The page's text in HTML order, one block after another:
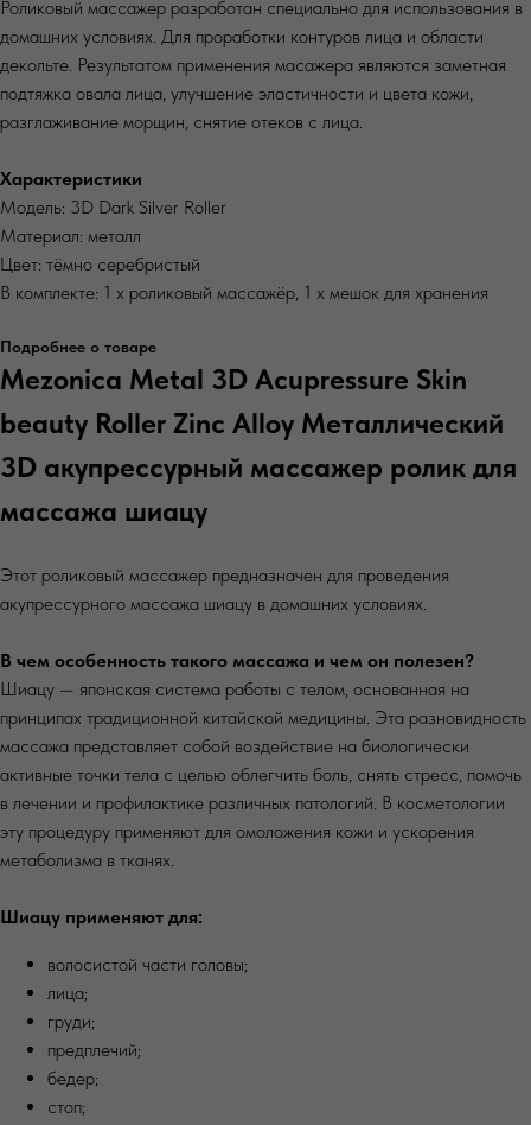
Роликовый массажер разработан специально для использования в
домашних условиях. Для проработки контуров лица и области
декольте. Результатом применения масажера являются заметная
подтяжка овала лица, улучшение эластичности и цвета кожи,
разглаживание морщин, снятие отеков с лица.
Характеристики
Модель: 3D Dark Silver Roller
Материал: металл
Цвет: тёмно серебристый
В комплекте: 1 х роликовый массажёр, 1 х мешок для хранения
Подробнее о товаре
Mezonica Metal 3D Acupressure Skin
beauty Roller Zinc Alloy Металлический
3D акупрессурный массажер ролик для
массажа шиацу
Этот роликовый массажер предназначен для проведения
акупрессурного массажа шиацу в домашних условиях.
В чем особенность такого массажа и чем он полезен?
Шиацу — японская система работы с телом, основанная на
принципах традиционной китайской медицины. Эта разновидность
массажа представляет собой воздействие на биологически
активные точки тела с целью облегчить боль, снять стресс, помочь
в лечении и профилактике различных патологий. В косметологии
эту процедуру применяют для омоложения кожи и ускорения
метаболизма в тканях.
Шиацу применяют для:
волосистой части головы;
лица;
груди;
предплечий;
бедер;
стоп;